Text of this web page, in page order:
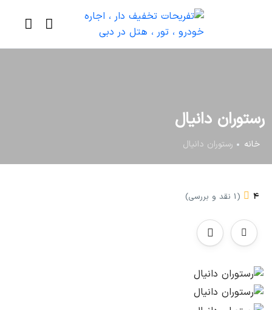
رستوران دانیال
خانه رستوران دانیال
4 (1 نقد و بررسی)